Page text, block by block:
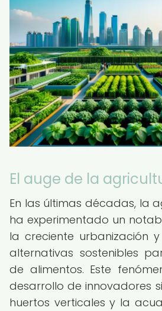
El auge de la
En las últimas décadas, la
ha experimentado un
la creciente urbanización
alternativas sostenibles
de alimentos. Este
desarrollo de innovadores
huertos verticales y la